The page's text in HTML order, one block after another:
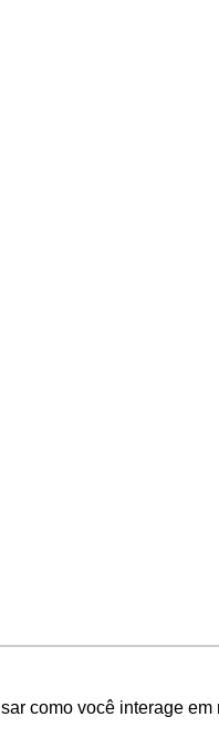
como você interage